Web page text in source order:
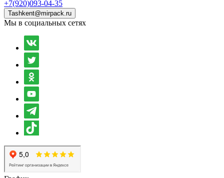
+7(920)093-04-35
Tashkent@mirpack.ru
Мы в социальных сетях